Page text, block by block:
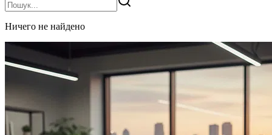
Ничего не найдено